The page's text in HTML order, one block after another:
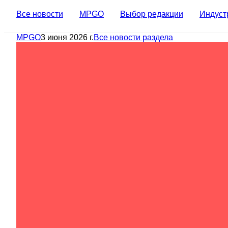
Все новости MPGO Выбор редакции
MPGO3 июня 2026 г.Все новости раздела